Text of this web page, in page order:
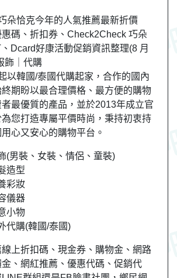
朵恰克今年的人氣推薦最新折價
碼、折扣券、Check2Check 巧朵
Dcard好康活動促銷資訊整理(8 月
飾｜代購
以韓國/泰國代購起家，合作的國內
期盼以最合理價格、最方便的購物
最優質的產品，並於2013年成立官
您打造專屬平價時尚，秉持初衷持
心又安心的購物平台。
(男裝、女裝、情侶、童裝)
造型
彩妝
儀器
小物
代購(韓國/泰國)
上折扣碼、現金券、購物金、網路
、網紅推薦、優惠代碼、促銷代